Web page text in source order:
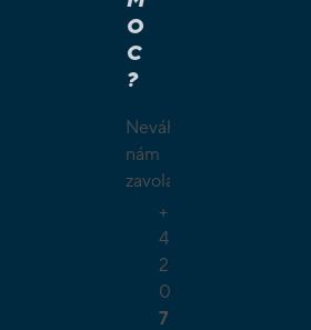
O
C
?
Neváhejte
nám
zavolat.
+
4
2
0
7